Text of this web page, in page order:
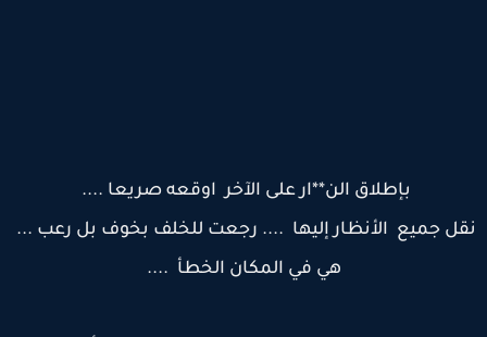
بإطلاق الن**ار على الآخر اوقعه صريعا ....
جميع الأنظار إليها .... رجعت للخلف بخوف بل رعب ...
هي في المكان الخطأ ....